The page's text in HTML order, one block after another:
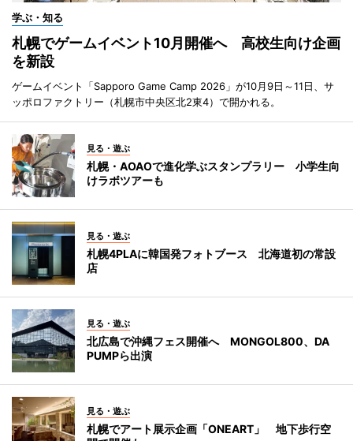
学ぶ・知る
札幌でゲームイベント10月開催へ 高校生向け企画
を新設
ゲームイベント「Sapporo Game Camp 2026」が10月9日～11日、サ
ッポロファクトリー（札幌市中央区北2東4）で開かれる。
見る・遊ぶ
札幌・AOAOで進化学ぶスタンプラリー 小学生向
けラボツアーも
見る・遊ぶ
札幌4PLAに韓国発フォトブース 北海道初の常設
店
見る・遊ぶ
北広島で沖縄フェス開催へ MONGOL800、DA
PUMPら出演
見る・遊ぶ
札幌でアート展示企画「ONEART」 地下歩行空